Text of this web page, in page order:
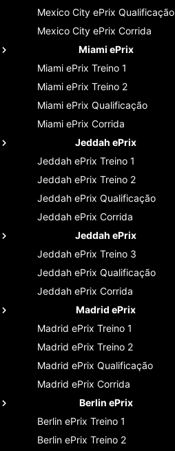
Mexico City ePrix Qualificação
Mexico City ePrix Corrida
Miami ePrix
Miami ePrix Treino 1
Miami ePrix Treino 2
Miami ePrix Qualificação
Miami ePrix Corrida
Jeddah ePrix
Jeddah ePrix Treino 1
Jeddah ePrix Treino 2
Jeddah ePrix Qualificação
Jeddah ePrix Corrida
Jeddah ePrix
Jeddah ePrix Treino 3
Jeddah ePrix Qualificação
Jeddah ePrix Corrida
Madrid ePrix
Madrid ePrix Treino 1
Madrid ePrix Treino 2
Madrid ePrix Qualificação
Madrid ePrix Corrida
Berlin ePrix
Berlin ePrix Treino 1
Berlin ePrix Treino 2